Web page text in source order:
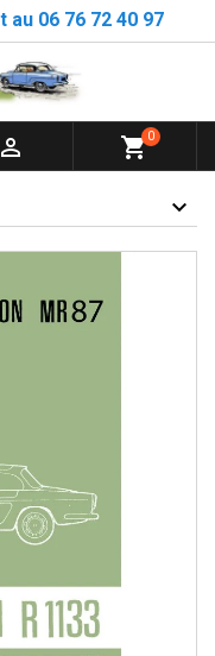
06 76 72 40 97
 shopping_cart0